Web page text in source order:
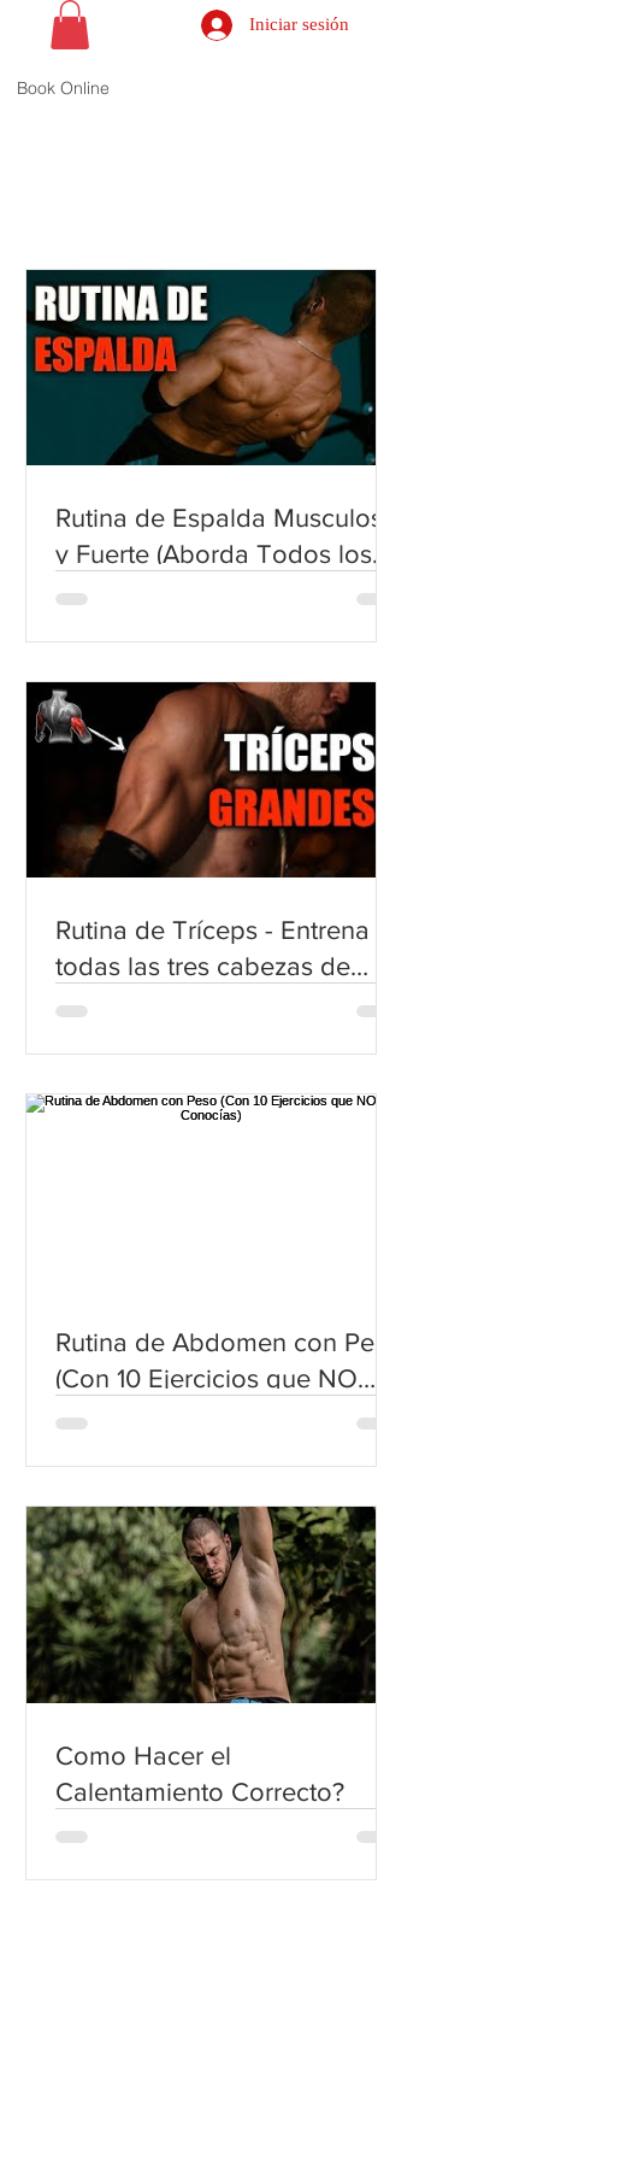
Iniciar sesión
Book Online
Rutina de Espalda Musculosa
y Fuerte (Aborda Todos los
Músculos)
Rutina de Tríceps - Entrena
todas las tres cabezas de
tríceps
Rutina de Abdomen con Peso
(Con 10 Ejercicios que NO
Conocías)
Como Hacer el
Calentamiento Correcto?